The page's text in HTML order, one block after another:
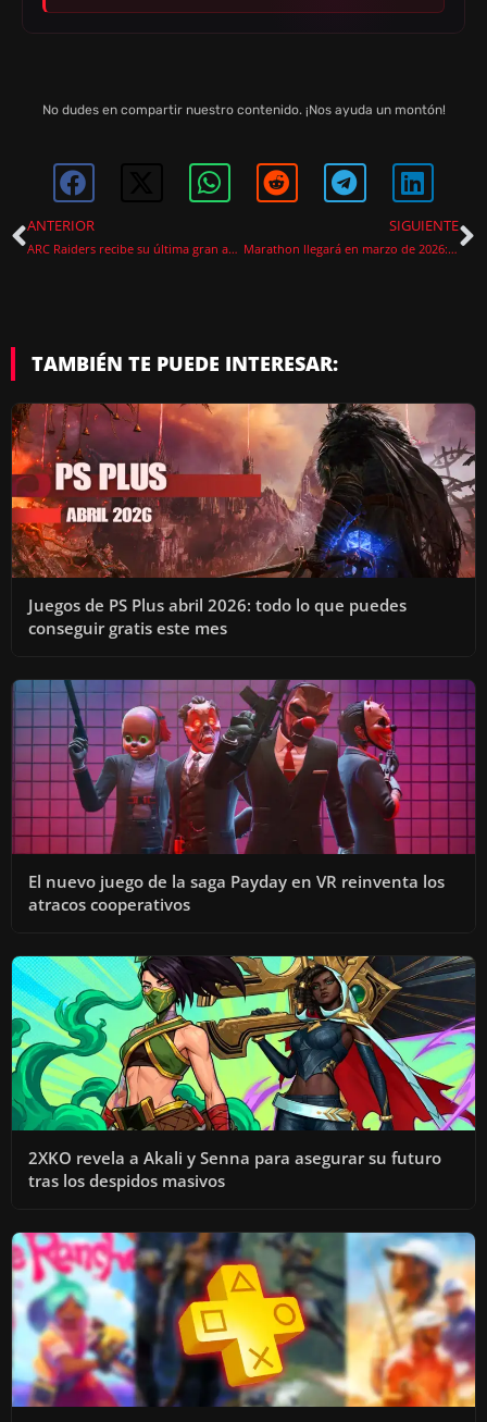
No dudes en compartir nuestro contenido. ¡Nos ayuda un montón!
ANTERIOR
ARC Raiders recibe su última gran actualización del año con la Cold Snap y nuevos eventos
SIGUIENTE
Marathon llegará en marzo de 2026: precio, plataformas y todo lo que sabemos del nuevo juego de Bungie
TAMBIÉN TE PUEDE INTERESAR:
Juegos de PS Plus abril 2026: todo lo que puedes
conseguir gratis este mes
El nuevo juego de la saga Payday en VR reinventa los
atracos cooperativos
2XKO revela a Akali y Senna para asegurar su futuro
tras los despidos masivos